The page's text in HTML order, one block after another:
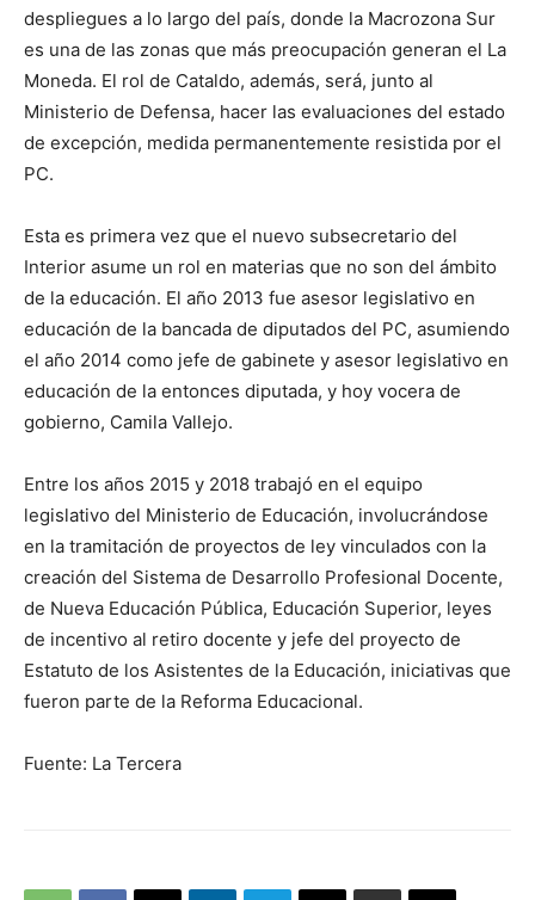
despliegues a lo largo del país, donde la Macrozona Sur
es una de las zonas que más preocupación generan el La
Moneda. El rol de Cataldo, además, será, junto al
Ministerio de Defensa, hacer las evaluaciones del estado
de excepción, medida permanentemente resistida por el
PC.
Esta es primera vez que el nuevo subsecretario del
Interior asume un rol en materias que no son del ámbito
de la educación. El año 2013 fue asesor legislativo en
educación de la bancada de diputados del PC, asumiendo
el año 2014 como jefe de gabinete y asesor legislativo en
educación de la entonces diputada, y hoy vocera de
gobierno, Camila Vallejo.
Entre los años 2015 y 2018 trabajó en el equipo
legislativo del Ministerio de Educación, involucrándose
en la tramitación de proyectos de ley vinculados con la
creación del Sistema de Desarrollo Profesional Docente,
de Nueva Educación Pública, Educación Superior, leyes
de incentivo al retiro docente y jefe del proyecto de
Estatuto de los Asistentes de la Educación, iniciativas que
fueron parte de la Reforma Educacional.
Fuente: La Tercera